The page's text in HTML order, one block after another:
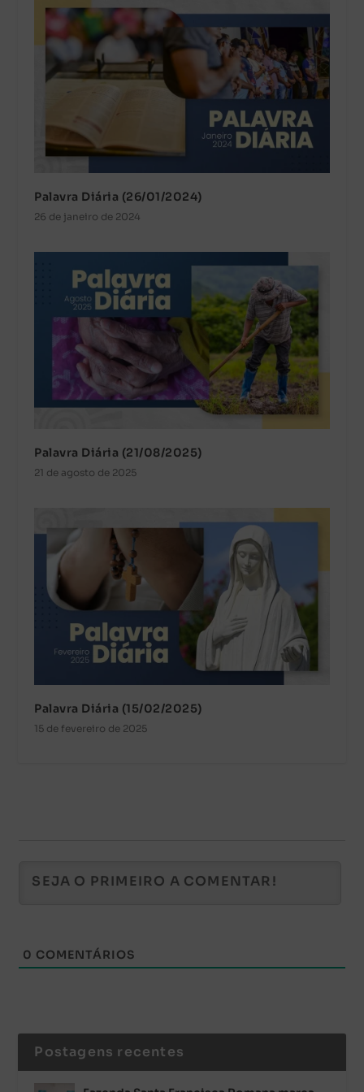
Palavra Diária (26/01/2024)
26 de janeiro de 2024
Palavra Diária (21/08/2025)
21 de agosto de 2025
Palavra Diária (15/02/2025)
15 de fevereiro de 2025
0 COMENTÁRIOS
Postagens recentes